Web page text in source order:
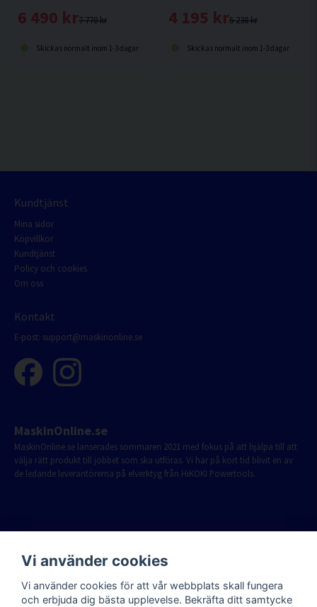
7 770 kr
6 490 kr
Skickas normalt inom 1-3 dagar
5 238 kr
4 195 kr
Skickas normalt inom 1-3 dagar
Kundtjänst
Mina sidor
Köpvillkor
Kundtjänst
Policy och cookies
Om oss
Kontakt
E-post: support@maskinonline.se
MaskinOnline.se
MaskinOnline.se lanserades sommaren 2021 med fokus på att hjälpa till att
välja rätt produkt till jobbet som ska utföras. Vi har på kort tid blivit en av
de ledande leverantörerna på elverktyg från HiKOKI Powertools.
Vi använder cookies
Vi använder cookies för att vår webbplats skall fungera
och erbjuda dig bästa upplevelse. Bekräfta ditt samtycke